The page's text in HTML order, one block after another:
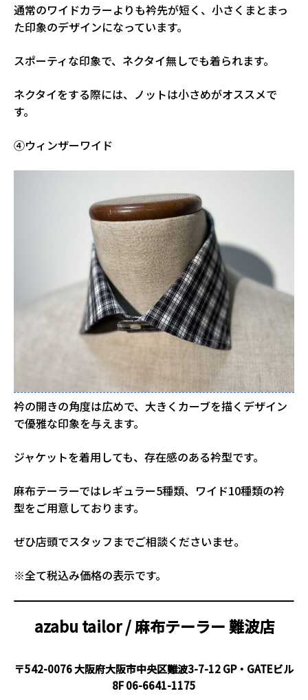
通常のワイドカラーよりも衿先が短く、小さくまとまっ
た印象のデザインになっています。
スポーティな印象で、ネクタイ無しでも着られます。
ネクタイをする際には、ノットは小さめがオススメで
す。
④ウィンザーワイド
衿の開きの角度は広めで、大きくカーブを描くデザイン
で優雅な印象を与えます。
ジャケットを着用しても、存在感のある衿型です。
麻布テーラーではレギュラー5種類、ワイド10種類の衿
型をご用意しております。
ぜひ店頭でスタッフまでご相談くださいませ。
※全て税込み価格の表示です。
azabu tailor / 麻布テーラー難波店
〒542-0076 大阪府大阪市中央区難波3-7-12 GP・GATEビル
8F06-6641-1175